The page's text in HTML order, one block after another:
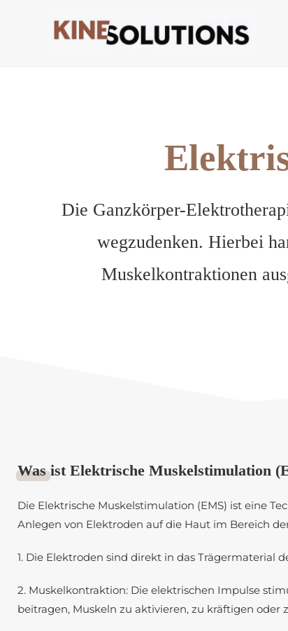
Die Ganzkörper-
wegzudenken. Hierbei
Muskelkontraktionen
Wasist Elektrische Muskelstimulation
Die Elektrische Muskelstimulation (EMS) ist eine
Anlegen von Elektroden auf die Haut im Bereich
1. Die Elektroden sind direkt in das Trägermaterial
2. Muskelkontraktion: Die elektrischen Impulse
beitragen, Muskeln zu aktivieren, zu kräftigen oder